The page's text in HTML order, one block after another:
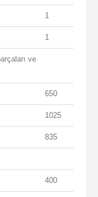
1
1
ve
650
1025
835
400